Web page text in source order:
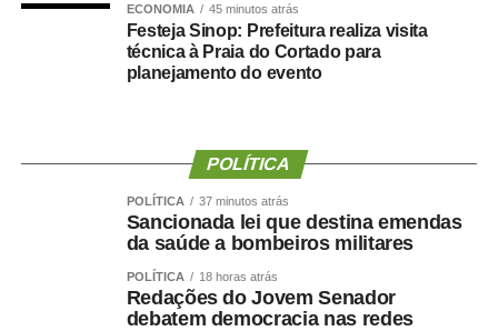
COMENTE ABAIXO:
ECONOMIA 45 minutos atrás
Festeja Sinop: Prefeitura realiza visita
técnica à Praia do Cortado para
planejamento do evento
POLÍTICA
POLÍTICA 37 minutos atrás
Sancionada lei que destina emendas
da saúde a bombeiros militares
POLÍTICA 18 horas atrás
Redações do Jovem Senador
debatem democracia nas redes